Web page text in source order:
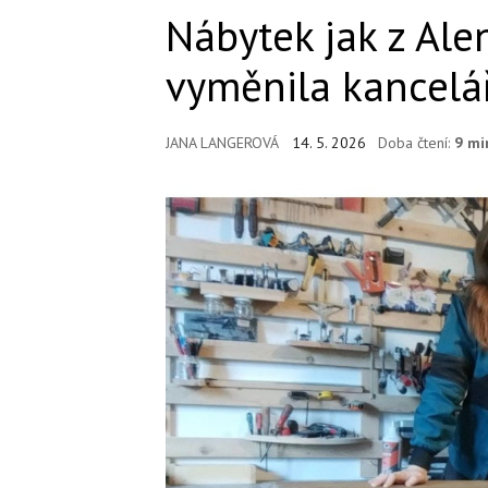
Nábytek jak z
vyměnila
JANA LANGEROVÁ 14. 5. 2026 Doba čtení: 9